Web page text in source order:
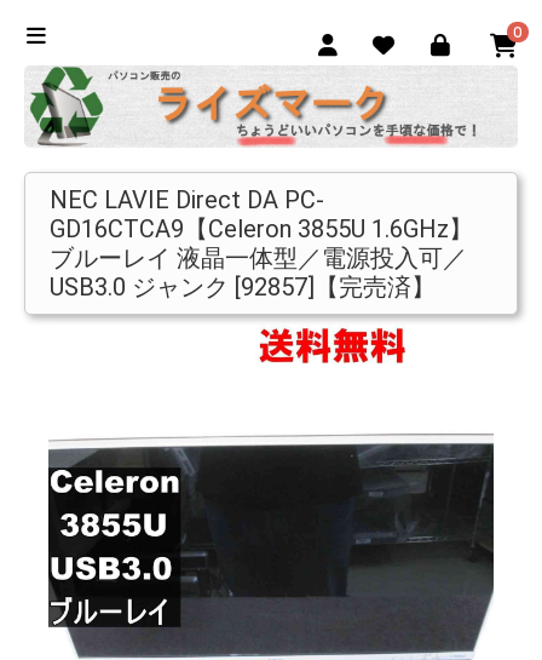
0
NEC LAVIE Direct DA PC-
GD16CTCA9【Celeron 3855U 1.6GHz】
ブルーレイ 液晶一体型／電源投入可／
USB3.0 ジャンク [92857]【完売済】